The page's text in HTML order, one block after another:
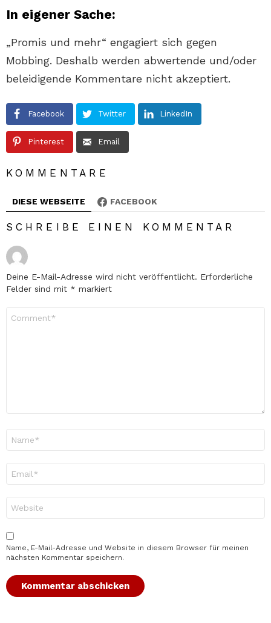
In eigener Sache:
„Promis und mehr“ engagiert sich gegen
Mobbing. Deshalb werden abwertende und/oder
beleidigende Kommentare nicht akzeptiert.
Facebook Twitter LinkedIn
Pinterest Email
KOMMENTARE
DIESE WEBSEITE FACEBOOK
SCHREIBE EINEN KOMMENTAR
Deine E-Mail-Adresse wird nicht veröffentlicht. Erforderliche
Felder sind mit * markiert
Mail-
Adresse
*
Name, E-Mail-Adresse und Website in diesem Browser für meinen
nächsten Kommentar speichern.